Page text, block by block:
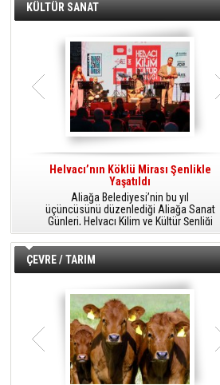
KÜLTÜR SANAT
Helvacı’nın Köklü Mirası Şenlikle
Yaşatıldı
Aliağa Belediyesi’nin bu yıl
üçüncüsünü düzenlediği Aliağa Sanat
Günleri, Helvacı Kilim ve Kültür Şenliği
ile Helvacı’da renkli bir güne sahne
oldu.
ÇEVRE / TARIM